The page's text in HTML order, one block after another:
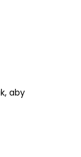
aby